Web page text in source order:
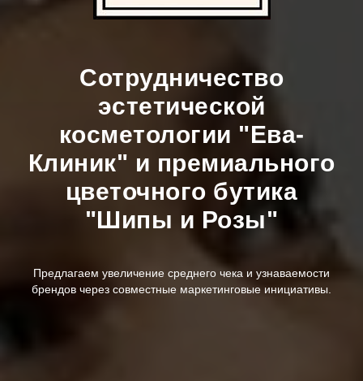
Сотрудничество
эстетической
косметологии "Ева-
Клиник" и премиального
цветочного бутика
"Шипы и Розы"
Предлагаем увеличение среднего чека и узнаваемости
брендов через совместные маркетинговые инициативы.